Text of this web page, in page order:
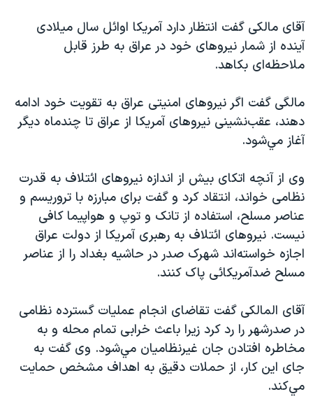
قانون شفافیت دارائی کادر رهبری ایران
اعتراضات مردمی آبان ۹۸
نرگس محمدی برنده جایزه نوبل صلح
همایش محافظه‌کاران آمریکا «سی‌پک»
سفر پرزیدنت ترامپ به چین
آقای مالکی گفت انتظار دارد آمريکا اوائل سال ميلادی
آينده از شمار نيروهای خود در عراق به طرز قابل
ملاحظه‌ای بکاهد.
مالگی گفت اگر نيروهای امنيتی عراق به تقويت خود ادامه
دهند، عقب‌نشينی نيروهای آمريکا از عراق تا چندماه ديگر
آغاز مي‌شود.
وی از آنچه اتکای بيش از اندازه نيروهای ائتلاف به قدرت
نظامی خواند، انتقاد کرد و گفت برای مبارزه با تروريسم و
عناصر مسلح، استفاده از تانک و توپ و هواپيما کافی
نيست. نيروهای ائتلاف به رهبری آمريکا از دولت عراق
اجازه خواسته‌اند شهرک صدر در حاشيه بغداد را از عناصر
مسلح ضدآمريکائی پاک کنند.
آقای المالکی گفت تقاضای انجام عمليات گسترده نظامی
در صدرشهر را رد کرد زيرا باعث خرابی تمام محله و به
مخاطره افتادن جان غيرنظاميان مي‌شود. وی گفت به
جای اين کار، از حملات دقيق به اهداف مشخص حمايت
مي‌کند.